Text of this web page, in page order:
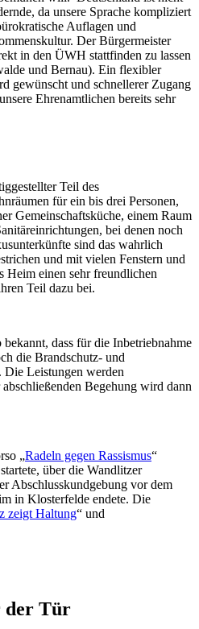
da unsere Sprache kompliziert
Auflagen und
Der Bürgermeister
in den ÜWH stattfinden zu lassen
und Bernau). Ein flexibler
gewünscht und schnellerer Zugang
Ehrenamtlichen bereits sehr
Teil des
für ein bis drei Personen,
Gemeinschaftsküche, einem Raum
bei denen noch
sind das wahrlich
und mit vielen Fenstern und
Heim einen sehr freundlichen
Teil dazu bei.
dass für die Inbetriebnahme
die Brandschutz- und
Die Leistungen werden
Begehung wird dann
„Radeln gegen Rassismus“
über die Wandlitzer
Abschlusskundgebung vor dem
in Klosterfelde endete. Die
zeigt Haltung“ und
der Tür